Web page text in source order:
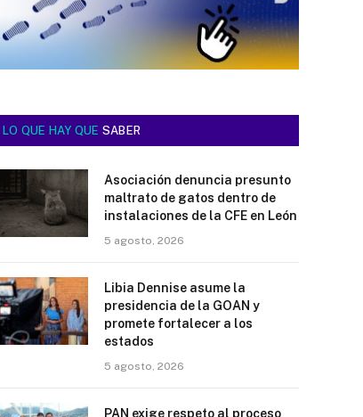
LO QUE HAY QUE SABER
Asociación denuncia presunto
maltrato de gatos dentro de
instalaciones de la CFE en León
5 agosto, 2026
Libia Dennise asume la
presidencia de la GOAN y
promete fortalecer a los
estados
5 agosto, 2026
PAN exige respeto al proceso